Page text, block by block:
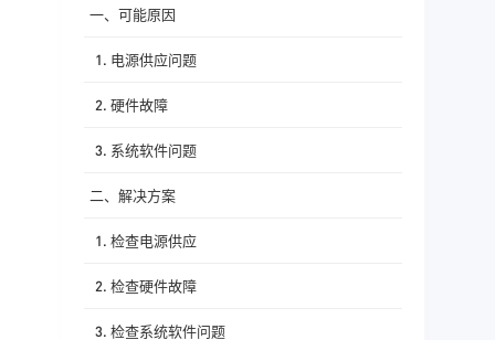
一、可能原因
1. 电源供应问题
2. 硬件故障
3. 系统软件问题
二、解决方案
1. 检查电源供应
2. 检查硬件故障
3. 检查系统软件问题